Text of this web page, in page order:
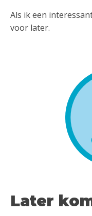
Als ik een
voor later.
Later